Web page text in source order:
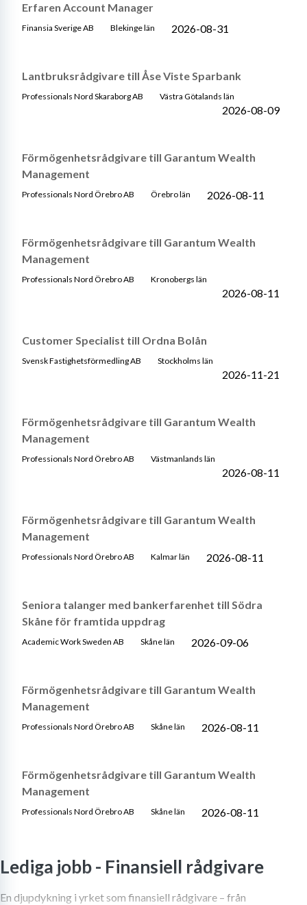
Erfaren Account Manager
Finansia Sverige AB Blekinge län 2026-08-31
Lantbruksrådgivare till Åse Viste Sparbank
Professionals Nord Skaraborg AB Västra Götalands län
2026-08-09
Förmögenhetsrådgivare till Garantum Wealth
Management
Professionals Nord Örebro AB Örebro län 2026-08-11
Förmögenhetsrådgivare till Garantum Wealth
Management
Professionals Nord Örebro AB Kronobergs län
2026-08-11
Customer Specialist till Ordna Bolån
Svensk Fastighetsförmedling AB Stockholms län
2026-11-21
Förmögenhetsrådgivare till Garantum Wealth
Management
Professionals Nord Örebro AB Västmanlands län
2026-08-11
Förmögenhetsrådgivare till Garantum Wealth
Management
Professionals Nord Örebro AB Kalmar län 2026-08-11
Seniora talanger med bankerfarenhet till Södra
Skåne för framtida uppdrag
Academic Work Sweden AB Skåne län 2026-09-06
Förmögenhetsrådgivare till Garantum Wealth
Management
Professionals Nord Örebro AB Skåne län 2026-08-11
Förmögenhetsrådgivare till Garantum Wealth
Management
Professionals Nord Örebro AB Skåne län 2026-08-11
Lediga jobb - Finansiell rådgivare
En djupdykning i yrket som finansiell rådgivare – från